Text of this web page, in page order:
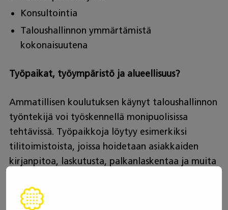
Konsultointia
Taloushallinnon ymmärtämistä
kokonaisuutena
Työpaikat, työympäristö ja alueellisuus?
Ammatillisen koulutuksen käynyt taloushallinnon
työntekijä voi työskennellä monipuolisissa
tehtävissä. Työpaikkoja löytyy esimerkiksi
tilitoimistoista, joissa hoidetaan asiakkaiden
kirjanpitoa, laskutusta, palkanlaskentaa ja muita
yritykset sekä julkiset organisaatiot, kuten
kunnat ja valtion virastot, tarvitsevat